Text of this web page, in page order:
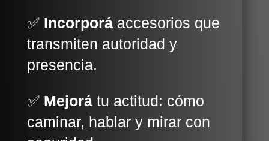
✅ Incorporáaccesorios que
transmiten autoridad y
presencia.
✅Mejorátu actitud: cómo
caminar, hablar y mirar con